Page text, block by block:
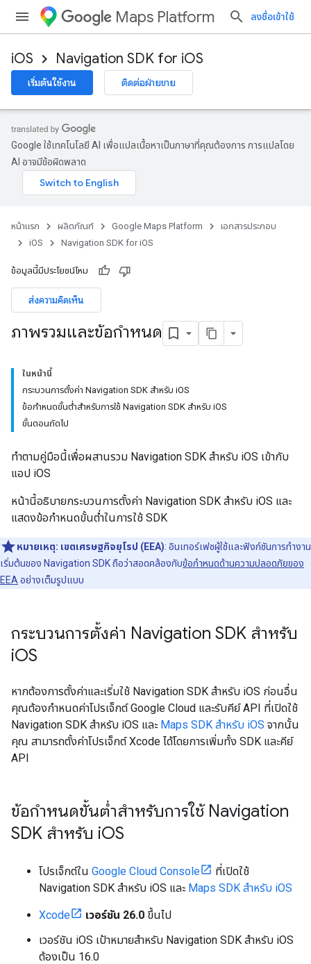
Maps Platform ลงชื่อเข้าใช้
iOS Navigation SDK for iOS
เริ่มต้นใช้งาน ติดต่อฝ่ายขาย
Google ใช้เทคโนโลยี AI เพื่อแปลเนื้อหาเป็นภาษาที่คุณต้องการ การแปลโดย
AI อาจมีข้อผิดพลาด
หน้าแรก ผลิตภัณฑ์ Google Maps Platform
เอกสารประกอบ
iOS
Navigation SDK for iOS
ข้อมูลนี้มีประโยชน์ไหม
ส่งความคิดเห็น
ภาพรวมและข้อกําหนด
ในหน้านี้
กระบวนการตั้งค่า Navigation SDK สำหรับ iOS
ข้อกำหนดขั้นต่ำสำหรับการใช้ Navigation SDK สำหรับ iOS
ขั้นตอนถัดไป
ทําตามคู่มือนี้เพื่อผสานรวม Navigation SDK สําหรับ iOS เข้ากับ
แอป iOS
หน้านี้อธิบายกระบวนการตั้งค่า Navigation SDK สำหรับ iOS และ
แสดงข้อกำหนดขั้นต่ำในการใช้ SDK
หมายเหตุ: เขตเศรษฐกิจยุโรป (EEA): อินเทอร์เฟซผู้ใช้และฟังก์ชันการทำงาน
เริ่มต้นของ Navigation SDK ถือว่าสอดคล้องกับข้อกำหนดด้านความปลอดภัยของ
EEA อย่างเต็มรูปแบบ
กระบวนการตั้งค่า Navigation SDK สำหรับ
iOS
หากต้องการตั้งค่าและเริ่มใช้ Navigation SDK สำหรับ iOS ก่อนอื่น
คุณต้องกำหนดค่าโปรเจ็กต์ Google Cloud และรับคีย์ API ที่เปิดใช้
Navigation SDK สำหรับ iOS และ Maps SDK สำหรับ iOS จากนั้น
คุณ สามารถตั้งค่าโปรเจ็กต์ Xcode ได้โดยการเพิ่มทั้ง SDK และคีย์
API
ข้อกำหนดขั้นต่ำสำหรับการใช้ Navigation
SDK สำหรับ iOS
โปรเจ็กต์ใน Google Cloud Console
ที่เปิดใช้
Navigation SDK สำหรับ iOS และ Maps SDK สำหรับ iOS
Xcode เวอร์ชัน 26.0 ขึ้นไป
เวอร์ชัน iOS เป้าหมายสำหรับ Navigation SDK สำหรับ iOS
ต้องเป็น 16.0